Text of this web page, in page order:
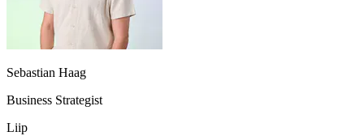
Sebastian Haag
Business Strategist
Liip